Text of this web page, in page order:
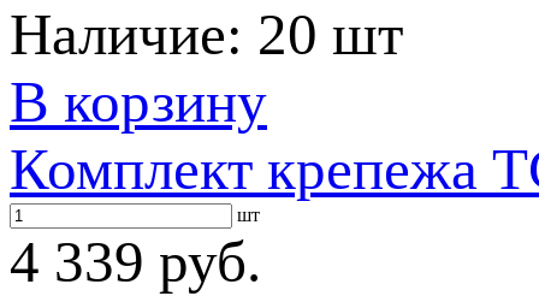
Наличие: 20 шт
В корзину
Комплект крепежа
шт
4 339 руб.